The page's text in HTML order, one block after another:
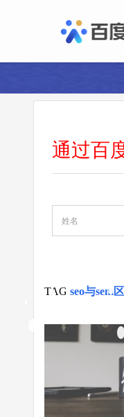
通过百
TAG seo与sem